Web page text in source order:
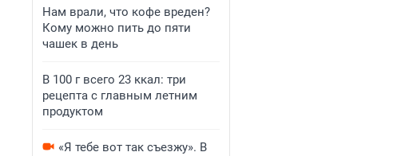
Нам врали, что кофе вреден?
Кому можно пить до пяти
чашек в день
В 100 г всего 23 ккал: три
рецепта с главным летним
продуктом
«Я тебе вот так съезжу». В